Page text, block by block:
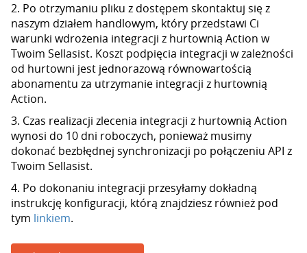
2. Po otrzymaniu pliku z dostępem skontaktuj się z
naszym działem handlowym, który przedstawi Ci
warunki wdrożenia integracji z hurtownią Action w
Twoim Sellasist. Koszt podpięcia integracji w zależności
od hurtowni jest jednorazową równowartością
abonamentu za utrzymanie integracji z hurtownią
Action.
3. Czas realizacji zlecenia integracji z hurtownią Action
wynosi do 10 dni roboczych, ponieważ musimy
dokonać bezbłędnej synchronizacji po połączeniu API z
Twoim Sellasist.
4. Po dokonaniu integracji przesyłamy dokładną
instrukcję konfiguracji, którą znajdziesz również pod
tym linkiem.